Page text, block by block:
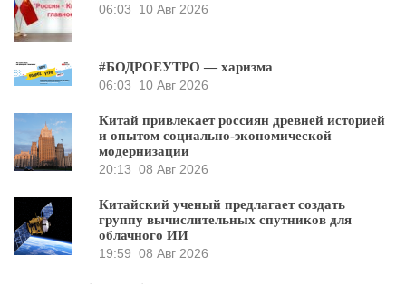
06:03
10 Авг 2026
#БОДРОЕУТРО — харизма
06:03
10 Авг 2026
Китай привлекает россиян древней историей
и опытом социально-экономической
модернизации
20:13 08 Авг 2026
Китайский ученый предлагает создать
группу вычислительных спутников для
облачного ИИ
19:59 08 Авг 2026